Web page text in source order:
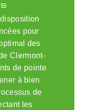
pour
des
Clermont-
de pointe
à bien
de
les